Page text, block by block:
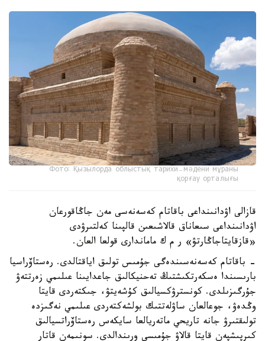
Фото: Қызылорда облыстық тарихи-мәдени мұраны
қорғау орталығы
قازالى اۋدانىنداعى باقاتام كەسەنەسى مەن جاڭاقورعان
اۋدانىنداعى سىعاناق قالاشىعىن قالپىنا كەلتىرۋدى
«قازقايتاجاڭارتۋ» ر م ك ماماندارى قولعا العان.
- باقاتام كەسەنەسىندەگى جۇمىس تولىق اياقتالدى. رەستاۆراسيا
بارىسىندا ەسكەرتكىشتىڭ تەحنيكالىق جاعدايىنا عىلىمي زەرتتەۋ
جۇرگىزىلدى. كونسترۋكسيالىق كۇشەيتۋ، جىكتەردى قايتا
وڭدەۋ، جوعالعان ساۋلەتتىك بولشەكتەردى عىلىمي نەگىزدە
تولىقتىرۋ جانە تاريحي ماتەريالعا سايكەس رەستاۆراتسيالىق
كىرپىشپەن قايتا قالاۋ جۇمىسى ورىندالدى. سونىمەن قاتار